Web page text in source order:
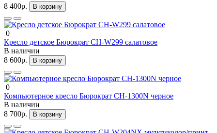
8 400р.
В корзину
0
Кресло детское Бюрократ CH-W299 салатовое
В наличии
8 600р.
В корзину
0
Компьютерное кресло Бюрократ CH-1300N черное
В наличии
8 700р.
В корзину